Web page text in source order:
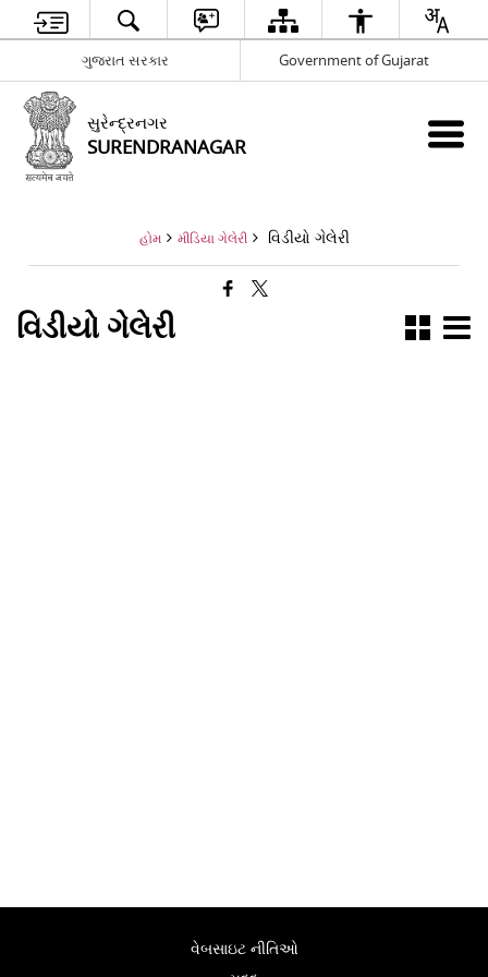
ગુજરાત સરકાર Government of Gujarat
સુરેન્દ્રનગર
SURENDRANAGAR
હોમ મીડિયા ગેલેરી વિડીયો ગેલેરી
વિડીયો ગેલેરી
વેબસાઇટ નીતિઓ